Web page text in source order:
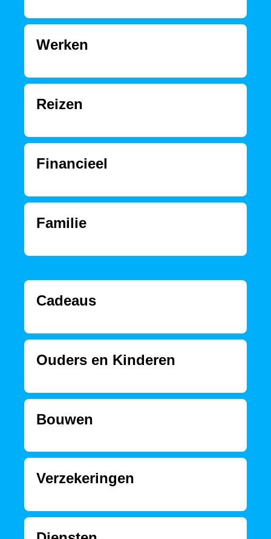
Werken
Reizen
Financieel
Familie
Cadeaus
Ouders en Kinderen
Bouwen
Verzekeringen